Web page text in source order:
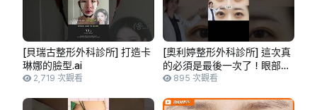
[貝瑞古整形外科診所] 打造卡
琳娜的臉型.ai
2,719 次觀看
[奧利婷整形外科診所] 這次真
的必須是最後一次了！眼部再
手術前後公開！ #雙眼皮 #眼
#issue
895 次觀看